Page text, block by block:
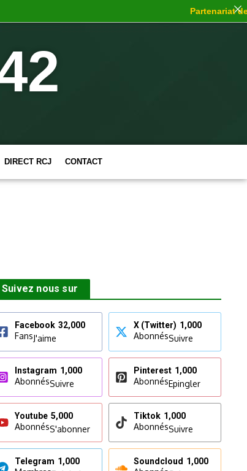
DIRECT RCJ CONTACT
Suivez nous sur
Facebook 32,000
FansJ'aime
X (Twitter) 1,000
AbonnésSuivre
Instagram 1,000
AbonnésSuivre
Pinterest 1,000
AbonnésEpingler
Youtube 5,000
AbonnésS'abonner
Tiktok 1,000
AbonnésSuivre
Telegram 1,000 Soundcloud 1,000
Partenariat de